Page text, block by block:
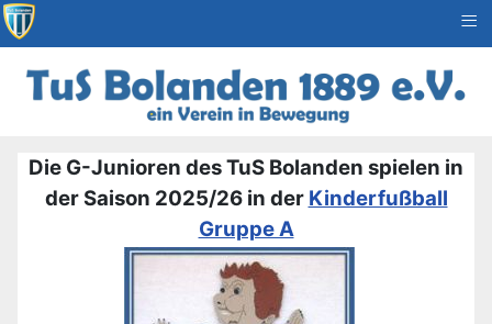
Die G-Junioren des TuS Bolanden spielen in
der Saison 2025/26 in der Kinderfußball
Gruppe A
≡